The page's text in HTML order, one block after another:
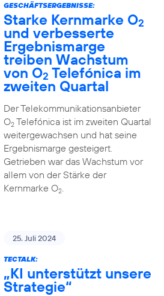
GESCHÄFTSERGEBNISSE:
Starke Kernmarke O2
und verbesserte
Ergebnismarge
treiben Wachstum
von O2 Telefónica im
zweiten Quartal
Der Telekommunikationsanbieter
O2Telefónica ist im zweiten Quartal
weitergewachsen und hat seine
Ergebnismarge gesteigert.
Getrieben war das Wachstum vor
allem von der Stärke der
Kernmarke O2.
25. Juli 2024
TECTALK:
„KI unterstützt unsere
Strategie“